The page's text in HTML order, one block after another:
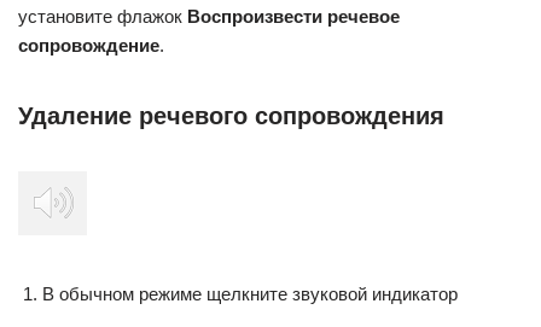
установите флажок Воспроизвести речевое
сопровождение.
Удаление речевого сопровождения
В обычном режиме щелкните звуковой индикатор